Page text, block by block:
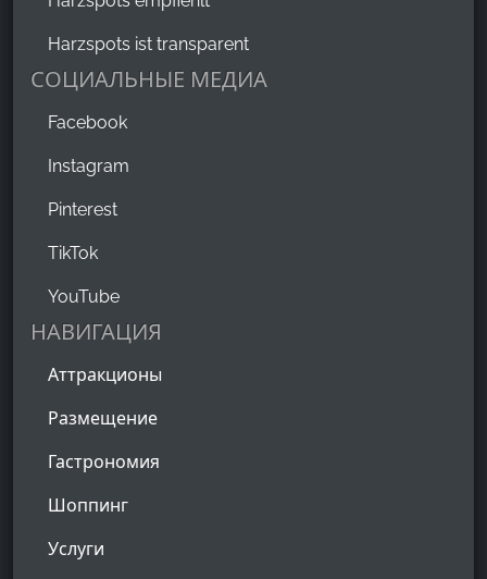
Harzspots ist transparent
СОЦИАЛЬНЫЕ МЕДИА
Facebook
Instagram
Pinterest
TikTok
YouTube
НАВИГАЦИЯ
Аттракционы
Размещение
Гастрономия
Шоппинг
Услуги